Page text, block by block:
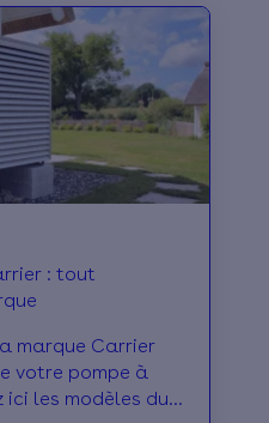
: tout
marque Carrier
votre pompe à
ici les modèles du